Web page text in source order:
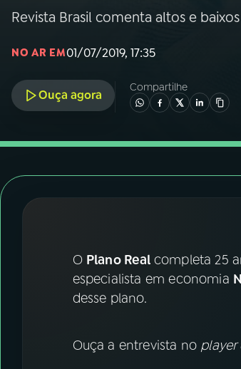
02A RÁDIO
03PROGRAMAÇÃO
04PROGRAMAS
ÚLTIMAS
Revista Brasil comenta altos e
NO AR EM01/07/2019, 17:35
Ouça agora
Compartilhe
O Plano Real completa 25
especialista em economia
desse plano.
Ouça a entrevista no player